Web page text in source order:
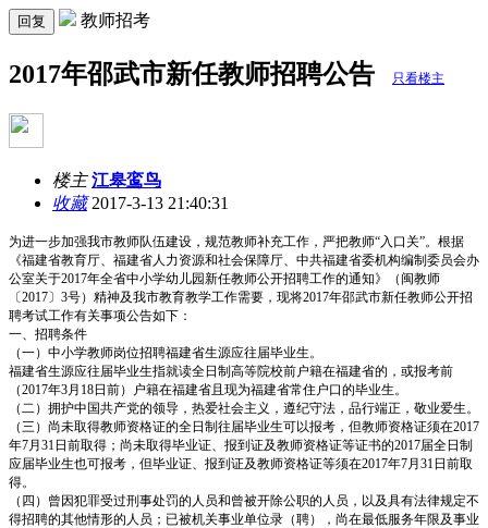
回复 教师招考
2017年邵武市新任教师招聘公告 只看楼主
楼主 江皋鸾鸟
收藏2017-3-13 21:40:31
为进一步加强我市教师队伍建设，规范教师补充工作，严把教师“入口关”。根据
《福建省教育厅、福建省人力资源和社会保障厅、中共福建省委机构编制委员会办
公室关于2017年全省中小学幼儿园新任教师公开招聘工作的通知》（闽教师
〔2017〕3号）精神及我市教育教学工作需要，现将2017年邵武市新任教师公开招
聘考试工作有关事项公告如下：
一、招聘条件
（一）中小学教师岗位招聘福建省生源应往届毕业生。
福建省生源应往届毕业生指就读全日制高等院校前户籍在福建省的，或报考前
（2017年3月18日前）户籍在福建省且现为福建省常住户口的毕业生。
（二）拥护中国共产党的领导，热爱社会主义，遵纪守法，品行端正，敬业爱生。
（三）尚未取得教师资格证的全日制往届毕业生可以报考，但教师资格证须在2017
年7月31日前取得；尚未取得毕业证、报到证及教师资格证等证书的2017届全日制
应届毕业生也可报考，但毕业证、报到证及教师资格证等须在2017年7月31日前取
得。
（四）曾因犯罪受过刑事处罚的人员和曾被开除公职的人员，以及具有法律规定不
得招聘的其他情形的人员；已被机关事业单位录（聘），尚在最低服务年限及事业